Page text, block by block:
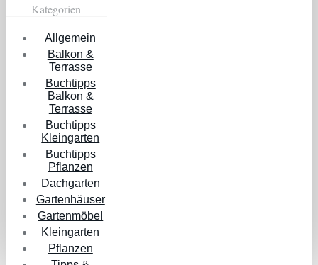
Kategorien
Allgemein
Balkon &
Terrasse
Buchtipps
Balkon &
Terrasse
Buchtipps
Kleingarten
Buchtipps
Pflanzen
Dachgarten
Gartenhäuser
Gartenmöbel
Kleingarten
Pflanzen